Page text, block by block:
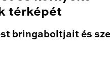
térképét
bringaboltjait és